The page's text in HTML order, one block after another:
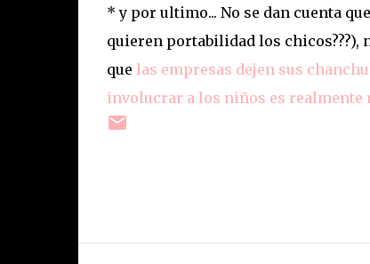
* y por ultimo... No se dan cuenta
quieren portabilidad los chicos???),
que las empresas dejen sus
involucrar a los niños es realmente